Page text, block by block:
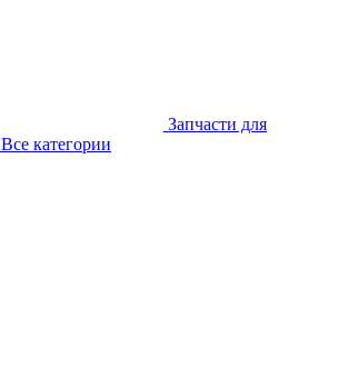
Запчасти для
Все категории